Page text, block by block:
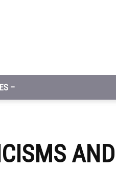
–